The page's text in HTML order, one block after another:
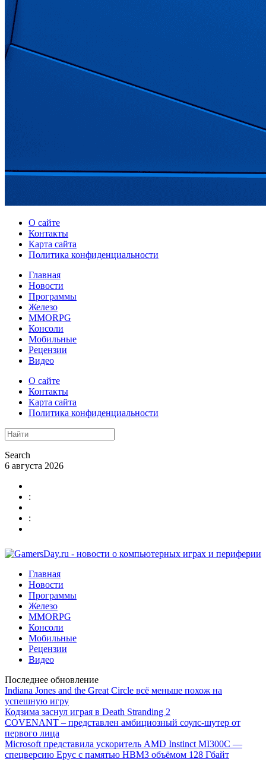
О сайте
Контакты
Карта сайта
Политика конфиденциальности
Главная
Новости
Программы
Железо
MMORPG
Консоли
Мобильные
Рецензии
Видео
О сайте
Контакты
Карта сайта
Политика конфиденциальности
Search
6 августа 2026
:
:
Главная
Новости
Программы
Железо
MMORPG
Консоли
Мобильные
Рецензии
Видео
Последнее обновление
Indiana Jones and the Great Circle всё меньше похож на
успешную игру
Кодзима заснул играя в Death Stranding 2
COVENANT – представлен амбициозный соулс-шутер от
первого лица
Microsoft представила ускоритель AMD Instinct MI300C —
спецверсию Epyc с памятью HBM3 объёмом 128 Гбайт